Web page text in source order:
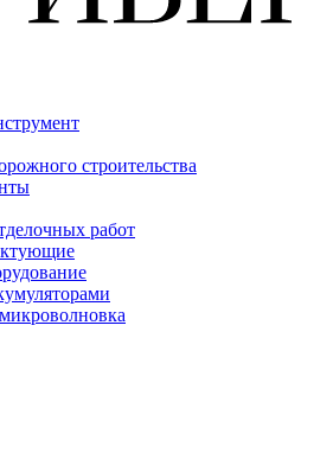
строительства
работ